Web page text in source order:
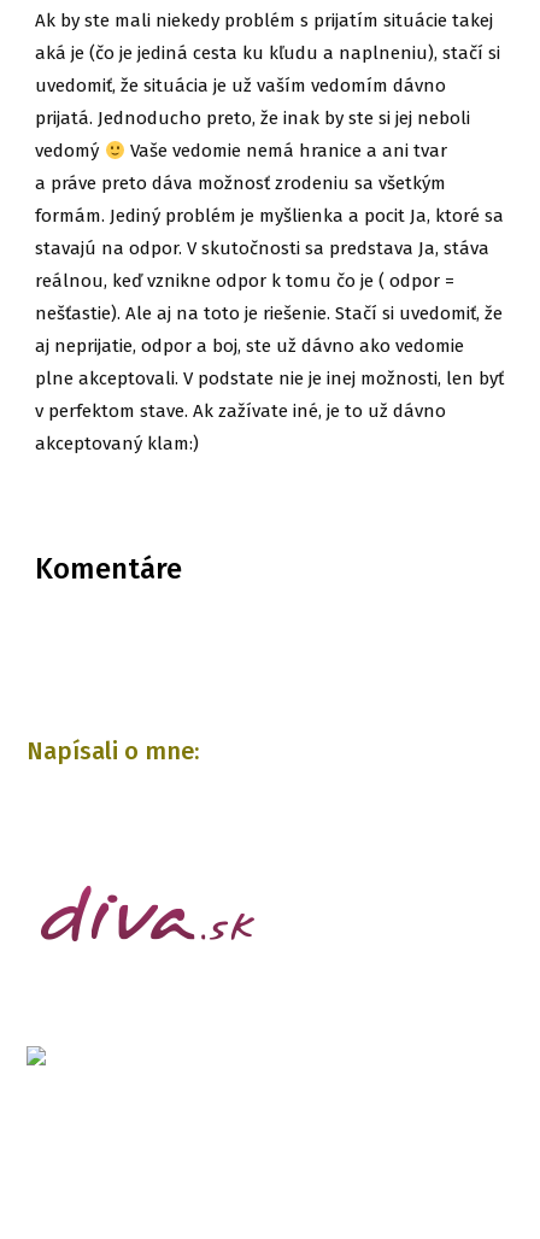
Ak by ste mali niekedy problém s prijatím situácie takej
aká je (čo je jediná cesta ku kľudu a naplneniu), stačí si
uvedomiť, že situácia je už vaším vedomím dávno
prijatá. Jednoducho preto, že inak by ste si jej neboli
vedomý
Vaše vedomie nemá hranice a ani tvar
a práve preto dáva možnosť zrodeniu sa všetkým
formám. Jediný problém je myšlienka a pocit Ja, ktoré sa
stavajú na odpor. V skutočnosti sa predstava Ja, stáva
reálnou, keď vznikne odpor k tomu čo je ( odpor =
nešťastie). Ale aj na toto je riešenie. Stačí si uvedomiť, že
aj neprijatie, odpor a boj, ste už dávno ako vedomie
plne akceptovali. V podstate nie je inej možnosti, len byť
v perfektom stave. Ak zažívate iné, je to už dávno
akceptovaný klam:)
Komentáre
Napísali o mne: